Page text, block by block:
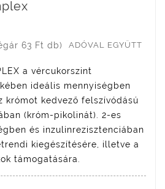
63 Ft db) ADÓVAL EGYÜTT
a vércukorszint
ideális mennyiségben
krómot kedvező felszívódású
(króm-pikolinát). 2-es
és inzulin­rezisztenciában
kiegészítésére, illetve a
támogatására.